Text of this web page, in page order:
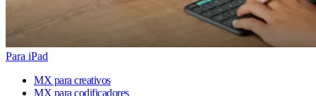
Para iPad
MX para creativos
MX para codificadores